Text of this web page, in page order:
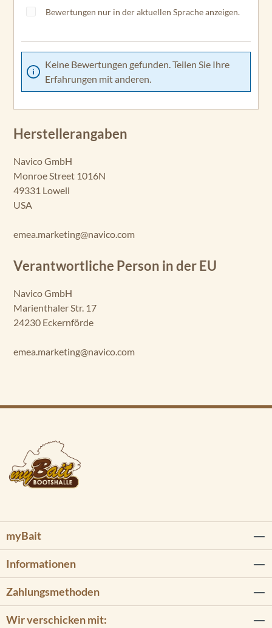
Bewertungen nur in der aktuellen Sprache anzeigen.
Keine Bewertungen gefunden. Teilen Sie Ihre
Erfahrungen mit anderen.
Herstellerangaben
Navico GmbH
Monroe Street 1016N
49331 Lowell
USA
emea.marketing@navico.com
Verantwortliche Person in der EU
Navico GmbH
Marienthaler Str. 17
24230 Eckernförde
emea.marketing@navico.com
myBait
Informationen
Zahlungsmethoden
Wir verschicken mit: